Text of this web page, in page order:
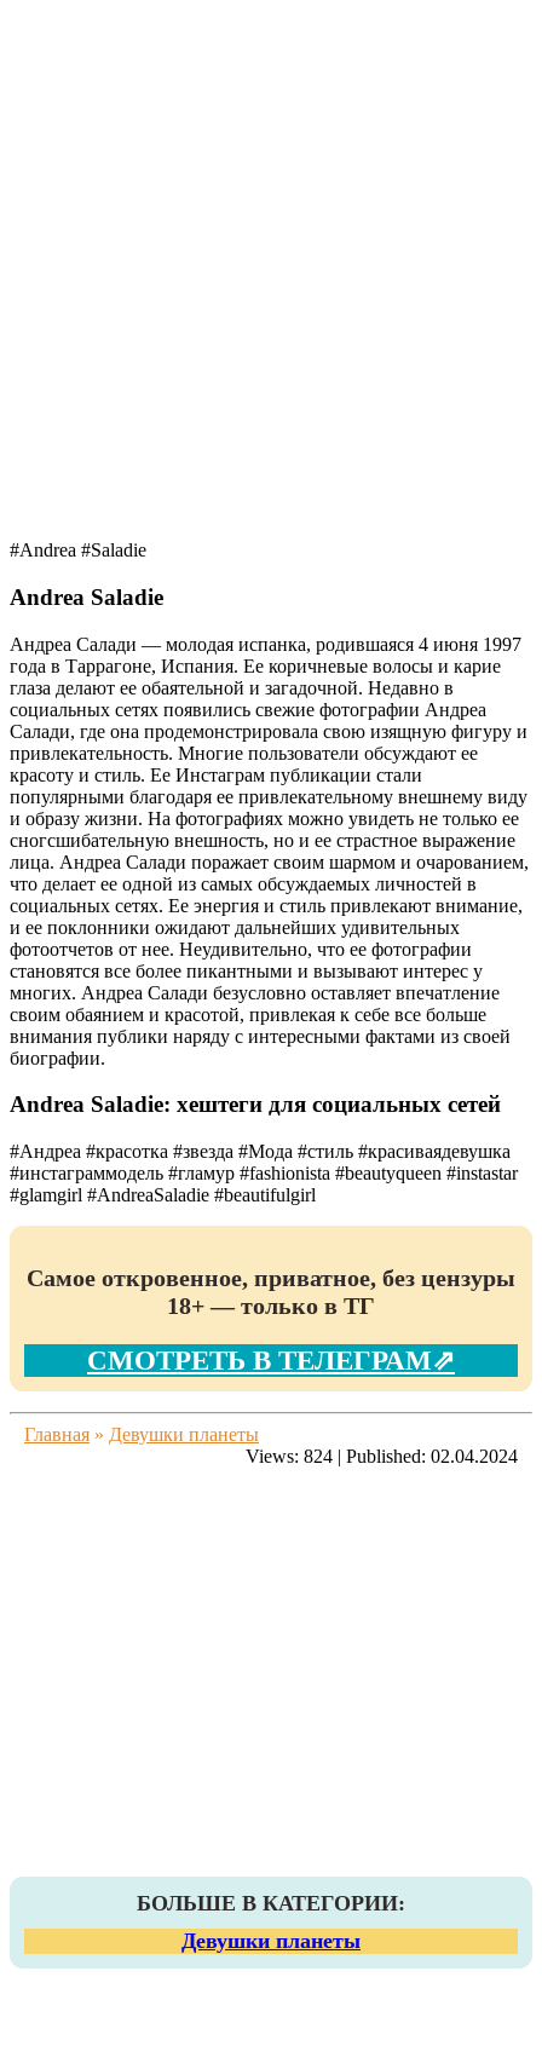
#Andrea #Saladie
Andrea Saladie
Андреа Салади — молодая испанка, родившаяся 4 июня 1997
года в Таррагоне, Испания. Ее коричневые волосы и карие
глаза делают ее обаятельной и загадочной. Недавно в
социальных сетях появились свежие фотографии Андреа
Салади, где она продемонстрировала свою изящную фигуру и
привлекательность. Многие пользователи обсуждают ее
красоту и стиль. Ее Инстаграм публикации стали
популярными благодаря ее привлекательному внешнему виду
и образу жизни. На фотографиях можно увидеть не только ее
сногсшибательную внешность, но и ее страстное выражение
лица. Андреа Салади поражает своим шармом и очарованием,
что делает ее одной из самых обсуждаемых личностей в
социальных сетях. Ее энергия и стиль привлекают внимание,
и ее поклонники ожидают дальнейших удивительных
фотоотчетов от нее. Неудивительно, что ее фотографии
становятся все более пикантными и вызывают интерес у
многих. Андреа Салади безусловно оставляет впечатление
своим обаянием и красотой, привлекая к себе все больше
внимания публики наряду с интересными фактами из своей
биографии.
Andrea Saladie: хештеги для социальных сетей
#Андреа #красотка #звезда #Мода #стиль #красиваядевушка
#инстаграммодель #гламур #fashionista #beautyqueen #instastar
#glamgirl #AndreaSaladie #beautifulgirl
Самое откровенное, приватное, без цензуры
18+ — только в ТГ
СМОТРЕТЬ В ТЕЛЕГРАМ⇗
Главная » Девушки планеты
Views: 824 | Published: 02.04.2024
БОЛЬШЕ В КАТЕГОРИИ:
Девушки планеты